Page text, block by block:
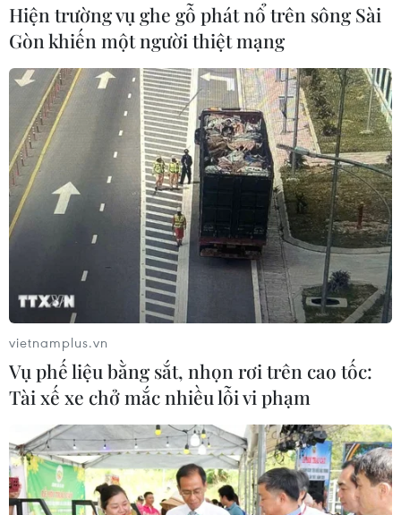
Nhật Bản lần đầu phẫu thuật thành công
cho thai nhi trong bụng mẹ
19/12/2021 03:28
Theo thông tin mới được Trung tâm sức khỏe và phát
triển trẻ em quốc gia Nhật Bản xác nhận, thai nhi đã trải
qua cuộc phẫu thuật hồi tháng 7 vừa qua khi được 25
tuần tuổi trong bụng mẹ.
Hiện trường vụ ghe gỗ phát nổ trên sông Sài
Gòn khiến một người thiệt mạng
vietnamplus.vn
Vụ phế liệu bằng sắt, nhọn rơi trên cao tốc:
Tài xế xe chở mắc nhiều lỗi vi phạm